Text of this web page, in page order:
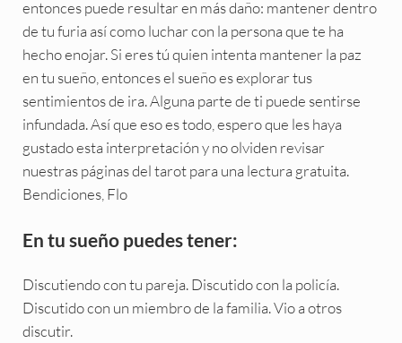
entonces puede resultar en más daño: mantener dentro
de tu furia así como luchar con la persona que te ha
hecho enojar. Si eres tú quien intenta mantener la paz
en tu sueño, entonces el sueño es explorar tus
sentimientos de ira. Alguna parte de ti puede sentirse
infundada. Así que eso es todo, espero que les haya
gustado esta interpretación y no olviden revisar
nuestras páginas del tarot para una lectura gratuita.
Bendiciones, Flo
En tu sueño puedes tener:
Discutiendo con tu pareja. Discutido con la policía.
Discutido con un miembro de la familia. Vio a otros
discutir.